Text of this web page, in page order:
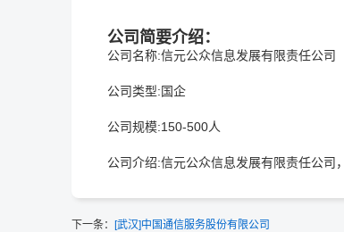
公司简要介绍：
公司名称:信元公众信息发展有限责任公司
公司类型:国企
公司规模:150-500人
公司介绍:信元公众信息发展有限责任公
下一条： [武汉]中国通信服务股份有限公司